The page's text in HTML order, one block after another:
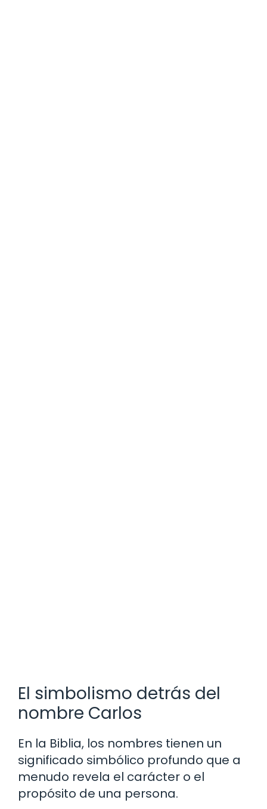
El simbolismo detrás del
nombre Carlos
En la Biblia, los nombres tienen un
significado simbólico profundo que a
menudo revela el carácter o el
propósito de una persona.